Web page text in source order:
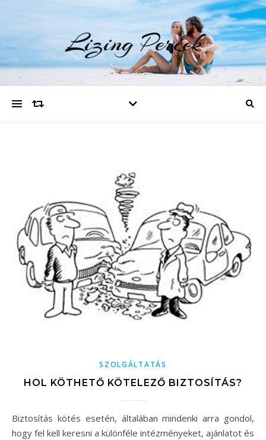
Lizing Percek
SZOLGÁLTATÁS
HOL KÖTHETŐ KÖTELEZŐ BIZTOSÍTÁS?
Biztosítás kötés esetén, általában mindenki arra gondol,
hogy fel kell keresni a különféle intézményeket, ajánlatot és